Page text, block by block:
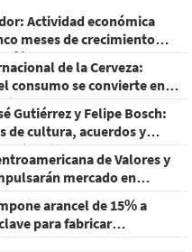
Actividad económica
meses de crecimiento
4%
de la Cerveza:
consumo se convierte en
Gutiérrez y Felipe Bosch:
de cultura, acuerdos y
sin miedo
de Valores y
mercado en
arancel de 15% a
para fabricar
y paneles